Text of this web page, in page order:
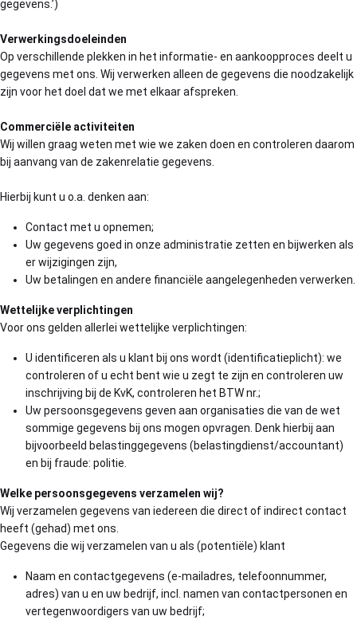
gegevens.’)
Verwerkingsdoeleinden
Op verschillende plekken in het informatie- en aankoopproces deelt u
gegevens met ons. Wij verwerken alleen de gegevens die noodzakelijk
zijn voor het doel dat we met elkaar afspreken.
Commerciële activiteiten
Wij willen graag weten met wie we zaken doen en controleren daarom
bij aanvang van de zakenrelatie gegevens.
Hierbij kunt u o.a. denken aan:
Contact met u opnemen;
Uw gegevens goed in onze administratie zetten en bijwerken als
er wijzigingen zijn,
Uw betalingen en andere financiële aangelegenheden verwerken.
Wettelijke verplichtingen
Voor ons gelden allerlei wettelijke verplichtingen:
U identificeren als u klant bij ons wordt (identificatieplicht): we
controleren of u echt bent wie u zegt te zijn en controleren uw
inschrijving bij de KvK, controleren het BTW nr.;
Uw persoonsgegevens geven aan organisaties die van de wet
sommige gegevens bij ons mogen opvragen. Denk hierbij aan
bijvoorbeeld belastinggegevens (belastingdienst/accountant)
en bij fraude: politie.
Welke persoonsgegevens verzamelen wij?
Wij verzamelen gegevens van iedereen die direct of indirect contact
heeft (gehad) met ons.
Gegevens die wij verzamelen van u als (potentiële) klant
Naam en contactgegevens (e-mailadres, telefoonnummer,
adres) van u en uw bedrijf, incl. namen van contactpersonen en
vertegenwoordigers van uw bedrijf;